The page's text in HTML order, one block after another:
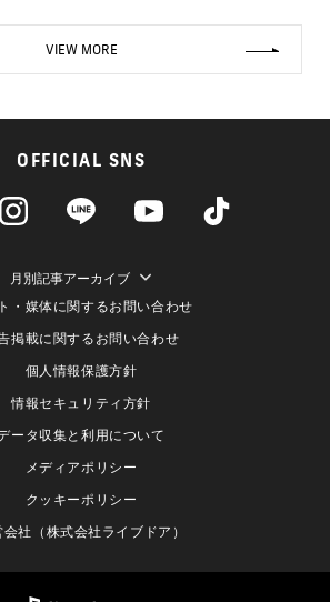
VIEW MORE
OFFICIAL SNS
月別記事アーカイブ
・媒体に関するお問い合わせ
掲載に関するお問い合わせ
個人情報保護方針
情報セキュリティ方針
ータ収集と利用について
メディアポリシー
クッキーポリシー
会社（株式会社ライブドア）